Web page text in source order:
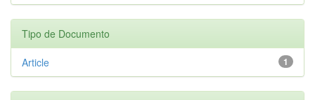
Tipo de Documento
1
Article